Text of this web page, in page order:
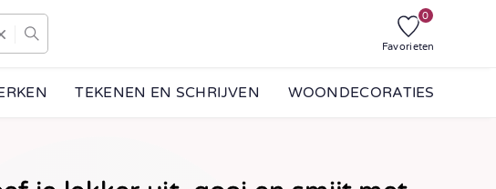
0
Favorieten
TEKENEN EN SCHRIJVEN WOONDECORATIES